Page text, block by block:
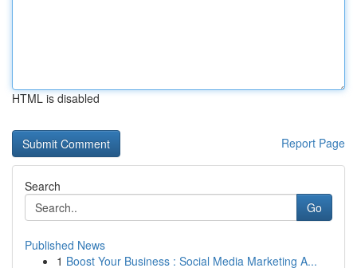
HTML is disabled
Report Page
Search
Go
Published News
1 Boost Your Business : Social Media Marketing A...